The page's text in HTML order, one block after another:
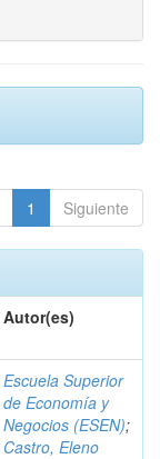
1 Siguiente
Autor(es)
Escuela Superior
de Economía y
Negocios (ESEN);
Castro, Eleno